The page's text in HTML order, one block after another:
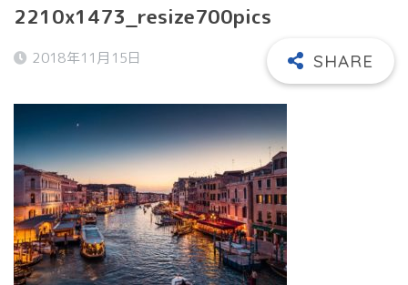
2210x1473_resize700pics
2018年11月15日